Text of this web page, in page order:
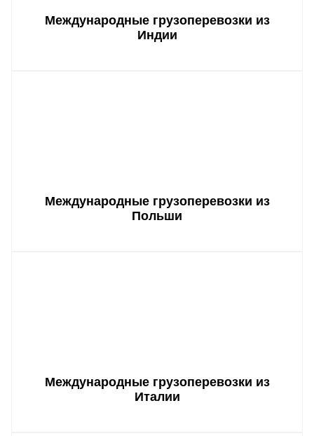
Международные грузоперевозки из
Индии
Международные грузоперевозки из
Польши
Международные грузоперевозки из
Италии